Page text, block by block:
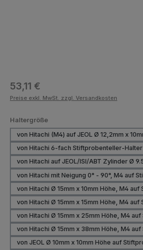
Regulärer Preis:
53,11 €
Preise exkl. MwSt. zzgl. Versandkosten
Haltergrößeauswählen
von Hitachi (M4) auf JEOL Ø 12,2mm x
von Hitachi 6-fach Stiftprobenteller-
von Hitachi auf JEOL/ISI/ABT Zylinder Ø
von Hitachi mit Neigung 0° - 90°, M4 auf
von Hitachi Ø 15mm x 10mm Höhe, M4
von Hitachi Ø 15mm x 15mm Höhe, M4
von Hitachi Ø 15mm x 25mm Höhe, M4
von Hitachi Ø 15mm x 38mm Höhe, M4
von JEOL Ø 10mm x 10mm Höhe auf